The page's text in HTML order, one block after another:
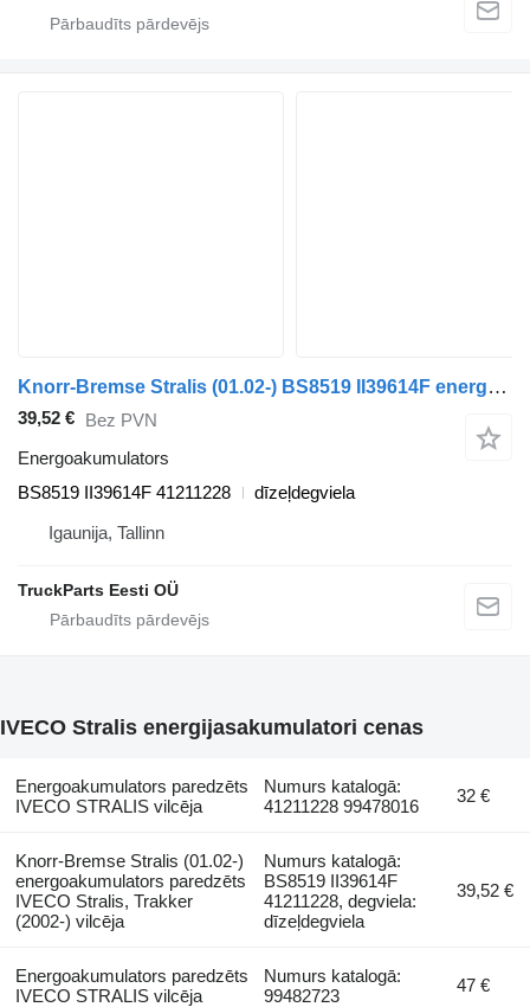
Knorr-Bremse Stralis (01.02-) BS8519 II39614F energoakumulators paredzēts IVECO Stralis, Trakker (2002-) vilcēja
39,52 € Bez PVN
Energoakumulators
BS8519 II39614F 41211228
dīzeļdegviela
Igaunija, Tallinn
TruckParts Eesti OÜ
IVECO Stralis energijasakumulatori cenas
Energoakumulators paredzēts
IVECO STRALIS vilcēja
Numurs katalogā:
41211228 99478016
32 €
Knorr-Bremse Stralis (01.02-)
energoakumulators paredzēts
IVECO Stralis, Trakker
(2002-) vilcēja
Numurs katalogā:
BS8519 II39614F
41211228, degviela:
dīzeļdegviela
39,52 €
Energoakumulators paredzēts
IVECO STRALIS vilcēja
Numurs katalogā:
99482723
47 €